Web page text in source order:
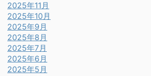
2025年11月
2025年10月
2025年9月
2025年8月
2025年7月
2025年6月
2025年5月